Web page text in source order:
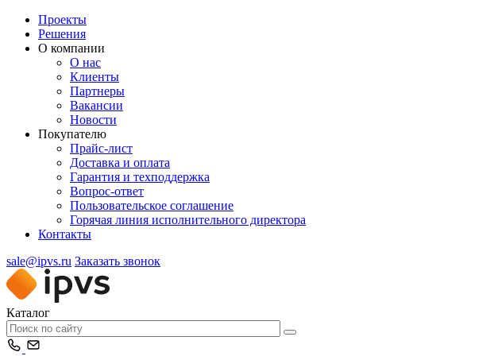
Проекты
Решения
О компании
О нас
Клиенты
Партнеры
Вакансии
Новости
Покупателю
Прайс-лист
Доставка и оплата
Гарантия и техподдержка
Вопрос-ответ
Пользовательское соглашение
Горячая линия исполнительного директора
Контакты
sale@ipvs.ru Заказать звонок
Каталог